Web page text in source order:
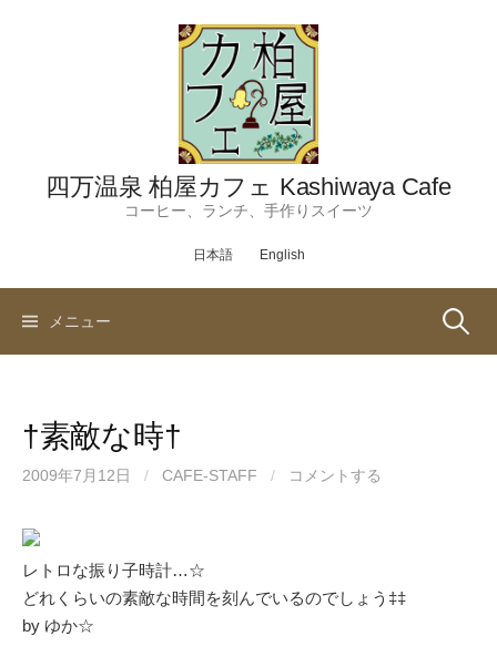
四万温泉 柏屋カフェ Kashiwaya Cafe
コーヒー、ランチ、手作りスイーツ
日本語 English
メニュー 検
†素敵な時†
2009年7月12日 / CAFE-STAFF / コメントする
レトロな振り子時計…☆
どれくらいの素敵な時間を刻んでいるのでしょう‡‡
by ゆか☆